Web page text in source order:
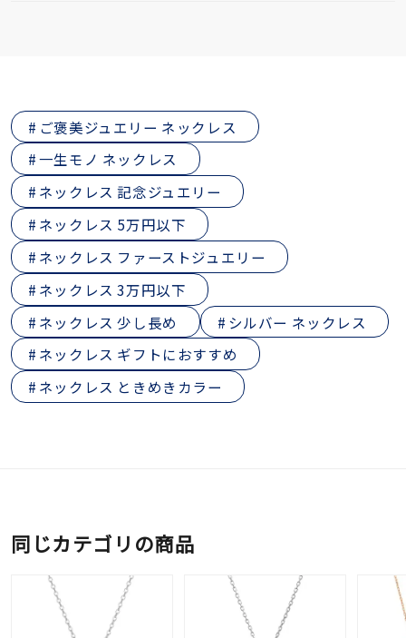
ご褒美ジュエリー ネックレス
一生モノ ネックレス
ネックレス 記念ジュエリー
ネックレス 5万円以下
ネックレス ファーストジュエリー
ネックレス 3万円以下
ネックレス 少し長め
シルバー ネックレス
ネックレス ギフトにおすすめ
ネックレス ときめきカラー
同じカテゴリの商品